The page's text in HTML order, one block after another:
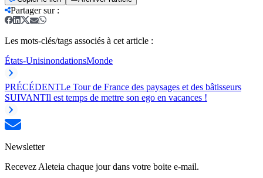
Partager sur:
Les mots-clés/tags associés à cet article :
États-UnisinondationsMonde
PRÉCÉDENTLe Tour de France des paysages et des bâtisseurs
SUIVANTIl est temps de mettre son ego en vacances !
Newsletter
Recevez Aleteia chaque jour dans votre boite e-mail.